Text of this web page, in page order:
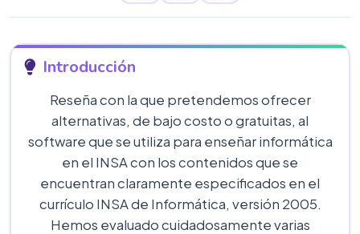
Introducción
Reseña con la que pretendemos ofrecer
alternativas, de bajo costo o gratuitas, al
software que se utiliza para enseñar informática
en el INSA con los contenidos que se
encuentran claramente especificados en el
currículo INSA de Informática, versión 2005.
Hemos evaluado cuidadosamente varias